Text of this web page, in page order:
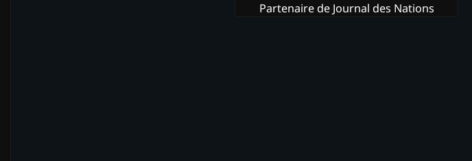
Partenaire de Journal des Nations